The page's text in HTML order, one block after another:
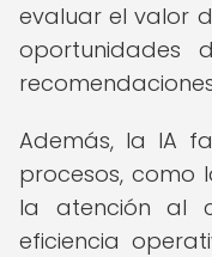
evaluar el valor
oportunidades
Además, la IA
procesos, como
la atención al
eficiencia